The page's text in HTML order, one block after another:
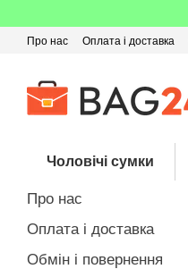
Про нас Оплата і доставка
Чоловічі сумки
Про нас
Оплата і доставка
Обмін і повернення